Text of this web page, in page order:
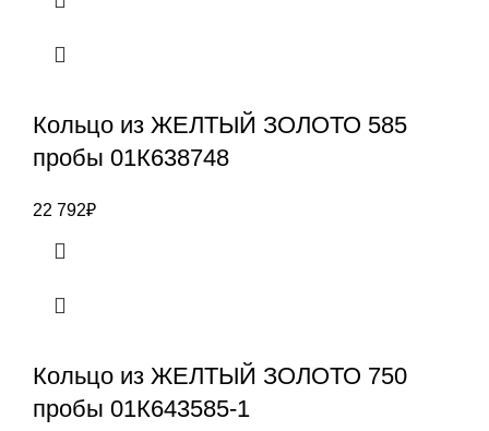
Кольцо из ЖЕЛТЫЙ ЗОЛОТО 585
пробы 01К638748
22 792₽
Кольцо из ЖЕЛТЫЙ ЗОЛОТО 750
пробы 01К643585-1